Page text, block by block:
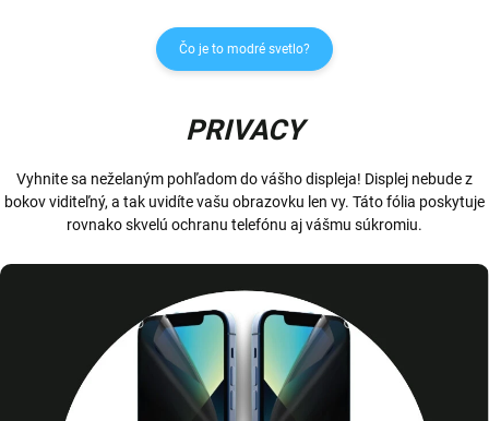
Čo je to modré svetlo?
PRIVACY
Vyhnite sa neželaným pohľadom do vášho displeja! Displej nebude z
bokov viditeľný, a tak uvidíte vašu obrazovku len vy. Táto fólia poskytuje
rovnako skvelú ochranu telefónu aj vášmu súkromiu.